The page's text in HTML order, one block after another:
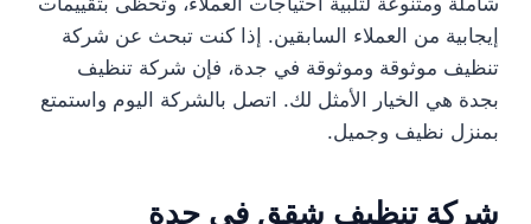
إيجابية من العملاء السابقين. إذا كنت تبحث عن شركة
تنظيف موثوقة وموثوقة في جدة، فإن شركة تنظيف
بجدة هي الخيار الأمثل لك. اتصل بالشركة اليوم واستمتع
بمنزل نظيف وجميل.
شركة تنظيف شقق في جدة